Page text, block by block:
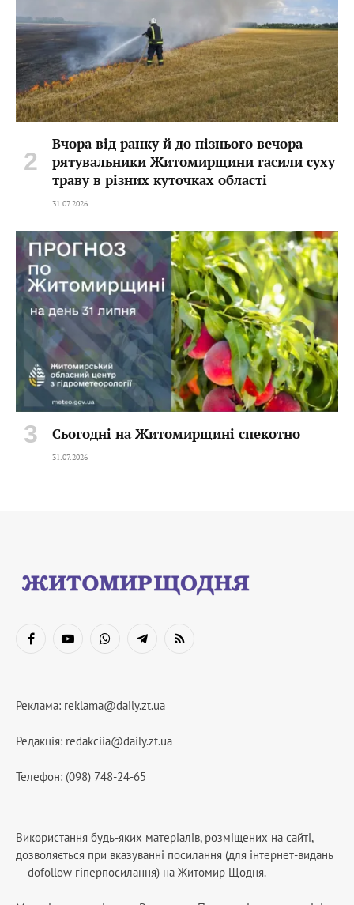
Вчора від ранку й до пізнього вечора
рятувальники Житомирщини гасили суху
траву в різних куточках області
31.07.2026
Сьогодні на Житомирщині спекотно
31.07.2026
FacebookYouTubeWhatsAppTelegramRSS
Реклама: reklama@daily.zt.ua
Редакція: redakciia@daily.zt.ua
Телефон: (098) 748-24-65
Використання будь-яких матеріалів, розміщених на сайті,
дозволяється при вказуванні посилання (для інтернет-видань
— dofollow гіперпосилання) на Житомир Щодня.